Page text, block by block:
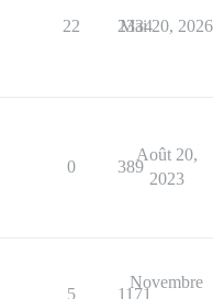
22 2334
Mai 20, 2026
0 389
Août 20,
2023
5 1171
Novembre